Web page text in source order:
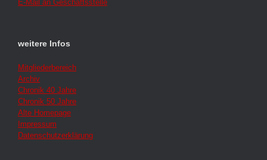
E-Mail an Geschäftsstelle
weitere Infos
Mitgliederbereich
Archiv
Chronik 40 Jahre
Chronik 50 Jahre
Alte Homepage
Impressum
Datenschutzerklärung